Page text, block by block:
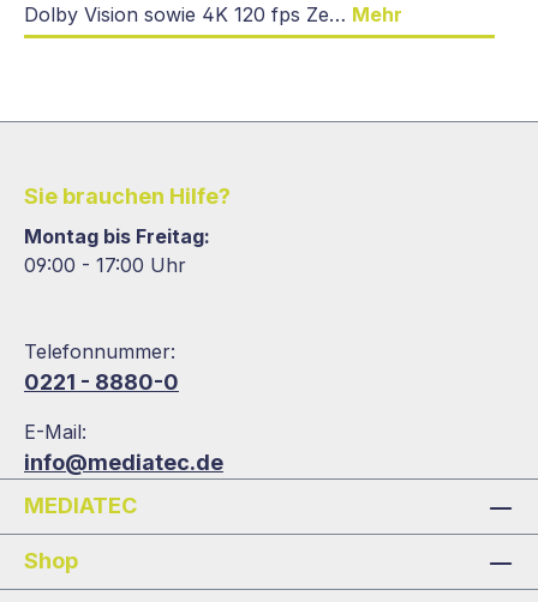
Dolby Vision sowie 4K 120 fps Ze… Mehr
Sie brauchen Hilfe?
Montag bis Freitag:
09:00 - 17:00 Uhr
Telefonnummer:
0221 - 8880-0
E-Mail:
info@mediatec.de
MEDIATEC
Shop